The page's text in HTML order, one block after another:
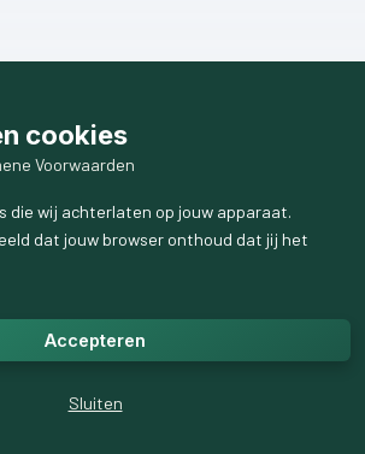
cookies
Voorwaarden
die wij achterlaten op jouw apparaat.
dat jouw browser onthoud dat jij het
Accepteren
Sluiten